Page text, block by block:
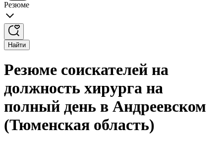
Резюме
Найти
Резюме соискателей на
должность хирурга на
полный день в Андреевском
(Тюменская область)